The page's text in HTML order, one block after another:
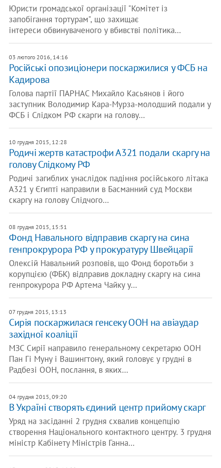
Юристи громадської організації "Комітет із
запобігання тортурам", що захищає
інтереси обвинуваченого у вбивстві політика…
03 лютого 2016, 14:16
Російські опозиціонери поскаржилися у ФСБ на
Кадирова
Голова партії ПАРНАС Михайло Касьянов і його
заступник Володимир Кара-Мурза-молодший подали у
ФСБ і Слідком РФ скарги на голову…
10 грудня 2015, 12:28
Родичі жертв катастрофи А321 подали скаргу на
голову Слідкому РФ
Родичі загиблих унаслідок падіння російського літака
А321 у Єгипті направили в Басманний суд Москви
скаргу на голову Слідчого…
08 грудня 2015, 15:51
Фонд Навального відправив скаргу на сина
генпрокрурора РФ у прокуратуру Швейцарії
Олексій Навальний розповів, що Фонд боротьби з
корупцією (ФБК) відправив докладну скаргу на сина
генпрокурора РФ Артема Чайку у…
07 грудня 2015, 13:13
Сирія поскаржилася генсеку ООН на авіаудар
західної коаліції
МЗС Сирії направило генеральному секретарю ООН
Пан Гі Муну і Вашингтону, який головує у грудні в
Радбезі ООН, послання, в яких…
04 грудня 2015, 09:20
В Україні створять єдиний центр прийому скарг
Уряд на засіданні 2 грудня схвалив концепцію
створення Національного контактного центру. 3 грудня
міністр Кабінету Міністрів Ганна…